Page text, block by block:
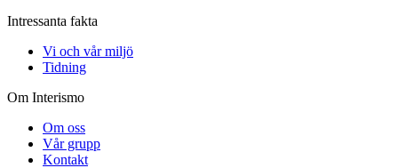
Intressanta fakta
Vi och vår miljö
Tidning
Om Interismo
Om oss
Vår grupp
Kontakt